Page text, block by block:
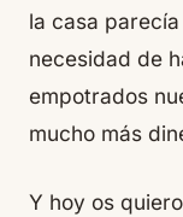
la casa
necesidad de
empotrados
mucho más
Y hoy os